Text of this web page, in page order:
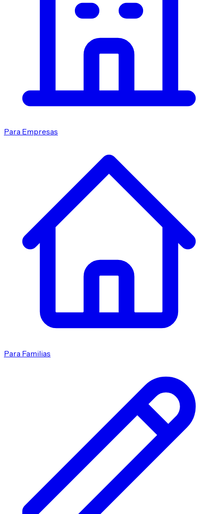
Para Empresas
Para Familias